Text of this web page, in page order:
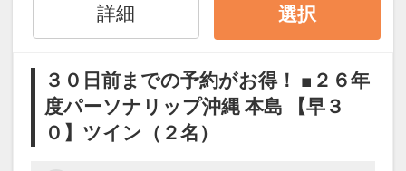
ません。
※他の割引との併用はできません。
ーからお進みいただいた後表示される
「空室照会結果確認画面」でご確認くだ
さい。
詳細 選択
３０日前までの予約がお得！ ■２６年
度パーソナリップ沖縄 本島 【早３
０】ツイン（２名）